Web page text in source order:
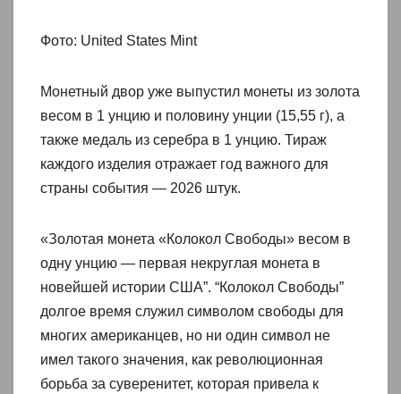
Фото: United States Mint
Монетный двор уже выпустил монеты из золота
весом в 1 унцию и половину унции (15,55 г), а
также медаль из серебра в 1 унцию. Тираж
каждого изделия отражает год важного для
страны события — 2026 штук.
«Золотая монета «Колокол Свободы» весом в
одну унцию — первая некруглая монета в
новейшей истории США”. “Колокол Свободы”
долгое время служил символом свободы для
многих американцев, но ни один символ не
имел такого значения, как революционная
борьба за суверенитет, которая привела к